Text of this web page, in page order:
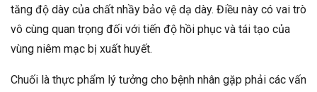
tăng độ dày của chất nhầy bảo vệ dạ dày. Điều này có vai trò
vô cùng quan trọng đối với tiến độ hồi phục và tái tạo của
vùng niêm mạc bị xuất huyết.
Chuối là thực phẩm lý tưởng cho bệnh nhân gặp phải các vấn